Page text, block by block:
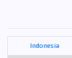
Indonesia